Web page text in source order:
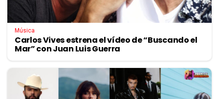
Música
Carlos Vives estrena el vídeo de “Buscando el
Mar” con Juan Luis Guerra